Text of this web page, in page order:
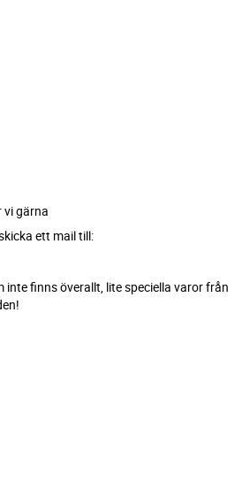
vi gärna
ett mail till:
inte finns överallt, lite speciella varor från